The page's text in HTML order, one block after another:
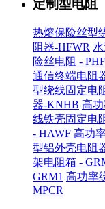
定制型电阻
热熔保险丝型
阻器-HFWR
险丝电阻 -
通信终端电阻
型绕线固定电
器-KNHB 高
线铁壳固定电
- HAWF 高功
型铝外壳电阻
架电阻箱 -
GRM1 高功率
MPCR